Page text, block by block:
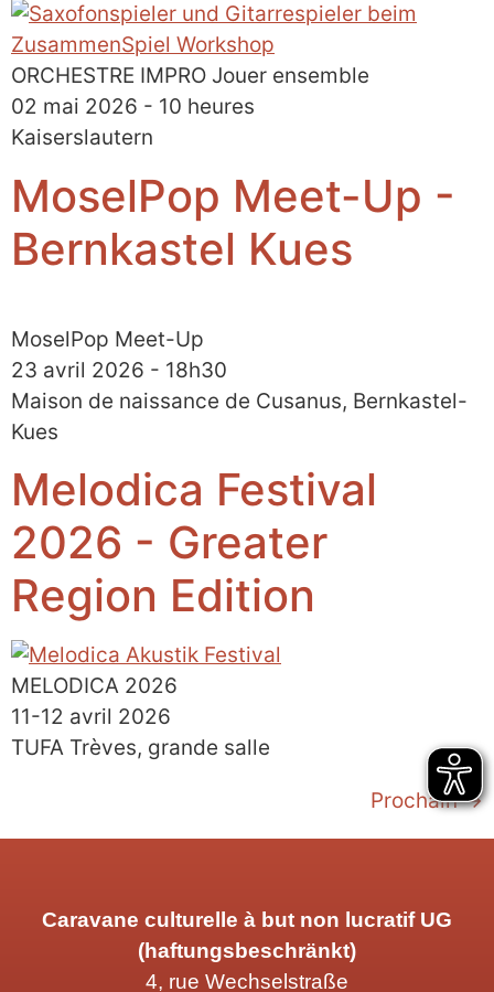
ORCHESTRE IMPRO Jouer ensemble
02 mai 2026 - 10 heures
Kaiserslautern
MoselPop Meet-Up -
Bernkastel Kues
MoselPop Meet-Up
23 avril 2026 - 18h30
Maison de naissance de Cusanus, Bernkastel-
Kues
Melodica Festival
2026 - Greater
Region Edition
MELODICA 2026
11-12 avril 2026
TUFA Trèves, grande salle
Prochain→
Caravane culturelle à but non lucratif UG
(haftungsbeschränkt)
4, rue Wechselstraße